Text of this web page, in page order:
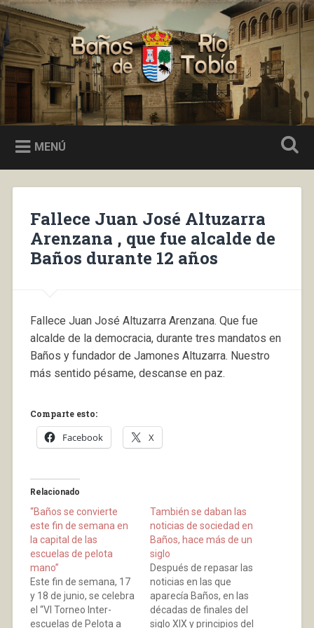
Saltar
al
contenido
Buscar
Baños de Río Tobía
MENÚ
Fallece Juan José Altuzarra
Arenzana , que fue alcalde de
Baños durante 12 años
Fallece Juan José Altuzarra Arenzana. Que fue
alcalde de la democracia, durante tres mandatos en
Baños y fundador de Jamones Altuzarra. Nuestro
más sentido pésame, descanse en paz.
Comparte esto:
Facebook X
Relacionado
“Baños se convierte
este fin de semana en
la capital de las
escuelas de pelota
mano”
Este fin de semana, 17
y 18 de junio, se celebra
el “VI Torneo Inter-
escuelas de Pelota a
También se daban las
noticias de sociedad en
Baños, hace más de un
siglo
Después de repasar las
noticias en las que
aparecía Baños, en las
décadas de finales del
siglo XIX y principios del